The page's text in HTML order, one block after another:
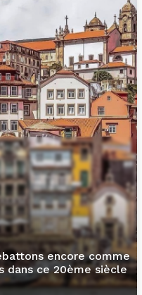
encore comme
dans ce 20ème siècle